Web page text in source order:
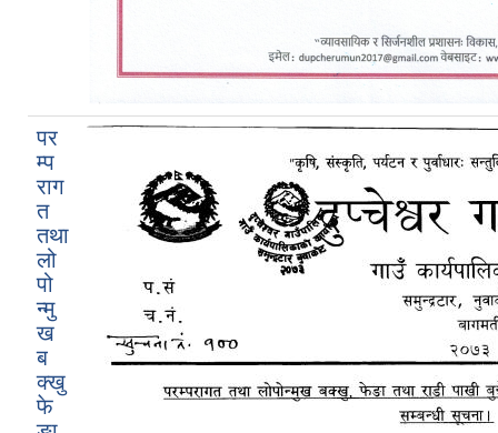
पर
म्प
राग
त
तथा
लो
पो
न्मु
ख
ब
क्खु
फे